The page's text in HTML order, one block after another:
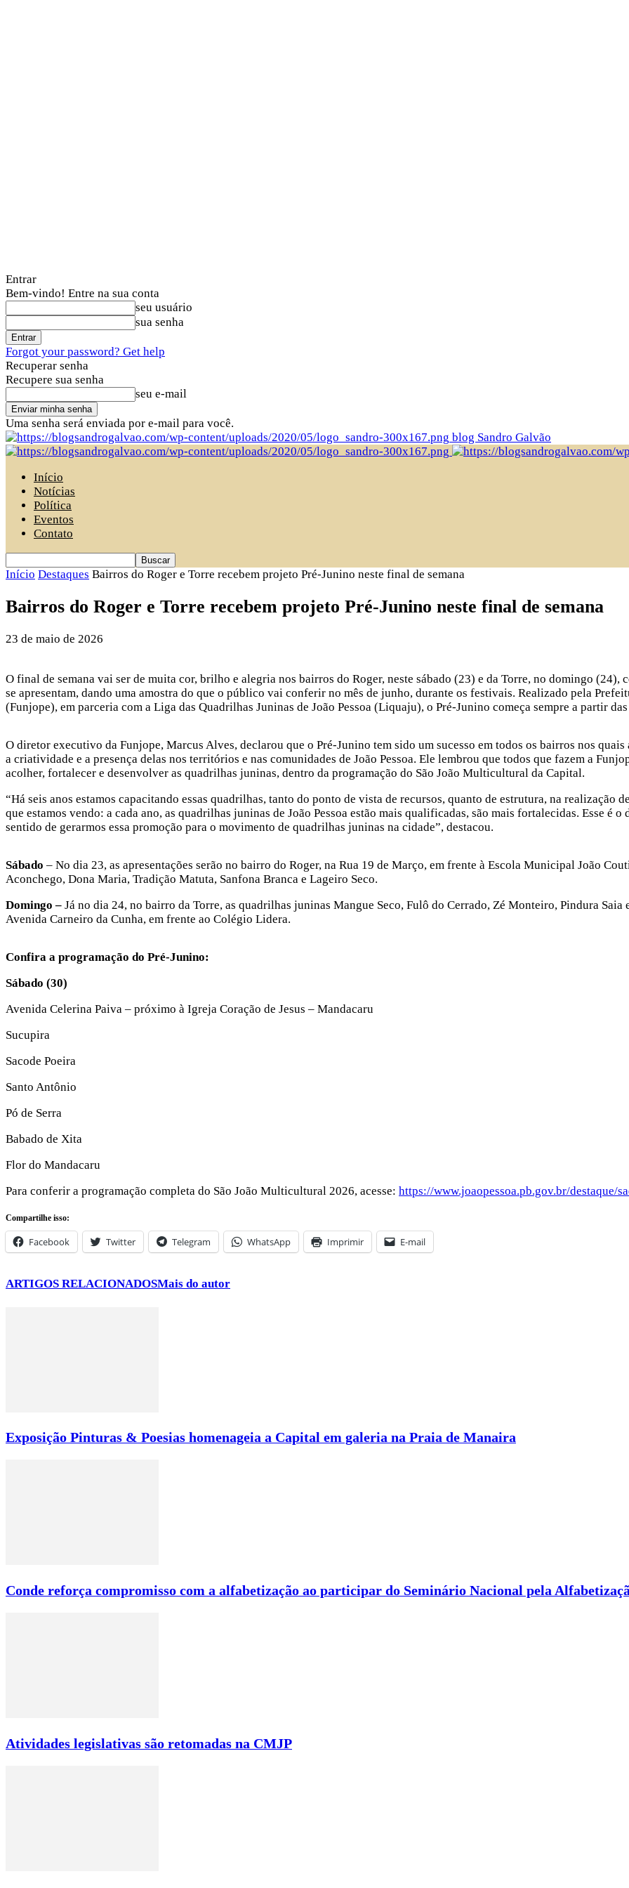
Entrar
Bem-vindo! Entre na sua conta
seu usuário
sua senha
Forgot your password? Get help
Recuperar senha
Recupere sua senha
seu e-mail
Uma senha será enviada por e-mail para você.
blog Sandro Galvão
Início
Notícias
Política
Eventos
Contato
Início Destaques Bairros do Roger e Torre recebem projeto Pré-Junino neste final de semana
Bairros do Roger e Torre recebem projeto Pré-Junino neste final de semana
23 de maio de 2026
O final de semana vai ser de muita cor, brilho e alegria nos bairros do Roger, neste sábado (23) e da Torre, no domingo
se apresentam, dando uma amostra do que o público vai conferir no mês de junho, durante os festivais. Realizado pela
(Funjope), em parceria com a Liga das Quadrilhas Juninas de João Pessoa (Liquaju), o Pré-Junino começa sempre a partir
O diretor executivo da Funjope, Marcus Alves, declarou que o Pré-Junino tem sido um sucesso em todos os bairros nos
a criatividade e a presença delas nos territórios e nas comunidades de João Pessoa. Ele lembrou que todos que fazem a
acolher, fortalecer e desenvolver as quadrilhas juninas, dentro da programação do São João Multicultural da Capital.
“Há seis anos estamos capacitando essas quadrilhas, tanto do ponto de vista de recursos, quanto de estrutura, na realização
que estamos vendo: a cada ano, as quadrilhas juninas de João Pessoa estão mais qualificadas, são mais fortalecidas. Esse é
sentido de gerarmos essa promoção para o movimento de quadrilhas juninas na cidade”, destacou.
Sábado – No dia 23, as apresentações serão no bairro do Roger, na Rua 19 de Março, em frente à Escola Municipal João
Aconchego, Dona Maria, Tradição Matuta, Sanfona Branca e Lageiro Seco.
Domingo – Já no dia 24, no bairro da Torre, as quadrilhas juninas Mangue Seco, Fulô do Cerrado, Zé Monteiro, Pindura
Avenida Carneiro da Cunha, em frente ao Colégio Lidera.
Confira a programação do Pré-Junino:
Sábado (30)
Avenida Celerina Paiva – próximo à Igreja Coração de Jesus – Mandacaru
Sucupira
Sacode Poeira
Santo Antônio
Pó de Serra
Babado de Xita
Flor do Mandacaru
Para conferir a programação completa do São João Multicultural 2026, acesse: https://www.joaopessoa.pb.gov.br/destaque/
Compartilhe isso:
Facebook Twitter Telegram WhatsApp Imprimir E-mail
ARTIGOS RELACIONADOSMais do autor
Exposição Pinturas & Poesias homenageia a Capital em galeria na Praia de Manaira
Conde reforça compromisso com a alfabetização ao participar do Seminário Nacional pela
Atividades legislativas são retomadas na CMJP